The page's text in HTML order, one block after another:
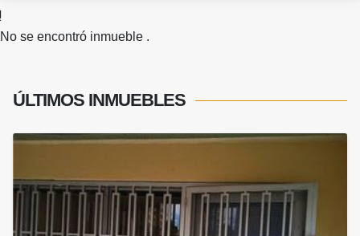
No se encontró inmueble .
ÚLTIMOS INMUEBLES